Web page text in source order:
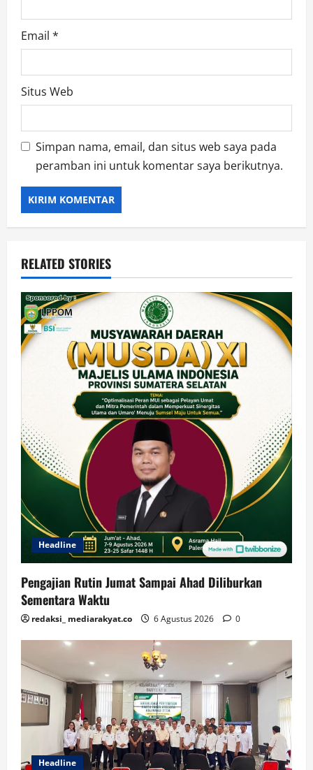
Email *
Situs Web
Simpan nama, email, dan situs web saya pada
peramban ini untuk komentar saya berikutnya.
RELATED STORIES
Headline
Pengajian Rutin Jumat Sampai Ahad Diliburkan
Sementara Waktu
redaksi_ mediarakyat.co 6 Agustus 2026 0
Headline